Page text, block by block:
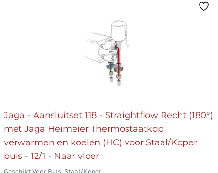
Jaga - Aansluitset 118 - Straightflow Recht (180°)
met Jaga Heimeier Thermostaatkop
verwarmen en koelen (HC) voor Staal/Koper
buis - 12/1 - Naar vloer
Geschikt Voor Buis: Staal/Koper